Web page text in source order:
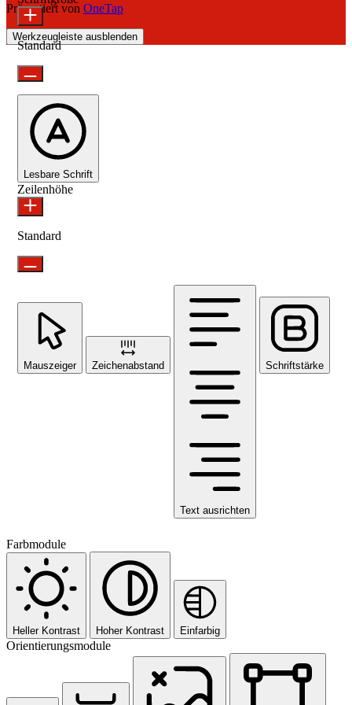
Präsentiert von OneTap
Werkzeugleiste ausblenden
Standard
Lesbare Schrift
Zeilenhöhe
Standard
Mauszeiger Zeichenabstand
Text ausrichten
Schriftstärke
Farbmodule
Heller Kontrast Hoher Kontrast Einfarbig
Orientierungsmodule